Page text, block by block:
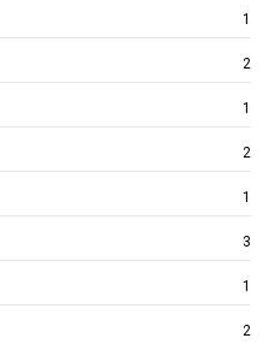
1
2
1
2
1
3
1
2